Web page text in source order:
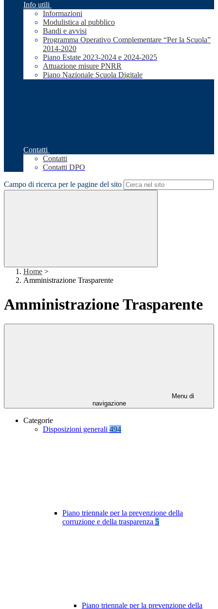
Info utili
Informazioni
Modulistica al pubblico
Bandi e avvisi
Programma Operativo Complementare “Per la Scuola”
2014-2020
Piano Estate 2023-2024 e 2024-2025
Attuazione misure PNRR
Piano Nazionale Scuola Digitale
Contatti
Contatti
Contatti DPO
Campo di ricerca per le pagine del sito
Home >
Amministrazione Trasparente
Amministrazione Trasparente
Menu di
navigazione
Categorie
Disposizioni generali 494
Piano triennale per la prevenzione della
corruzione e della trasparenza 5
Piano triennale per la prevenzione della